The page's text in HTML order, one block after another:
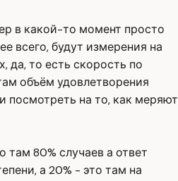
в какой-то момент просто
всего, будут измерения на
да, то есть скорость по
объём удовлетворения
посмотреть на то, как меряют
там 80% случаев а ответ
а 20% - это там на